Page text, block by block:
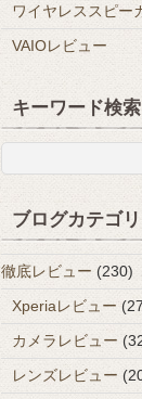
ワイヤレススピー
VAIOレビュー
キーワード検索
ブログカテゴ
徹底レビュー (230)
Xperiaレビュー
カメラレビュー
レンズレビュー